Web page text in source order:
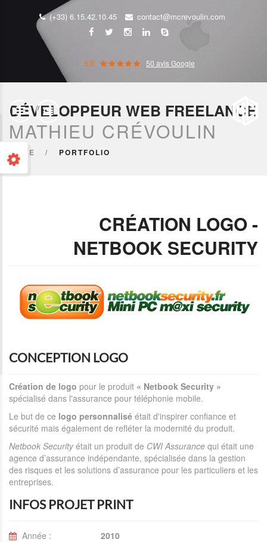
(+33) 6.15.42.10.45 contact@mcrevoulin.com
5,0 50 avis Google
DÉVELOPPEUR WEB FREELANCE
MATHIEU CRÉVOULIN
HOME PORTFOLIO
CRÉATION LOGO -
NETBOOK SECURITY
CONCEPTION LOGO
Création de logo pour le produit « Netbook Security »
spécialisé dans l'assurance pour téléphonie mobile.
Le but de ce logo personnalisé était d'inspirer confiance et
sécurité mais également de refléter la modernité du produit.
Netbook Securityétait un produit de CWI Assurance qui était une
agence d’assurance indépendante, spécialisée dans la gestion
des risques et les solutions d’assurance pour les particuliers et les
entreprises.
INFOS PROJET PRINT
Année :
2010